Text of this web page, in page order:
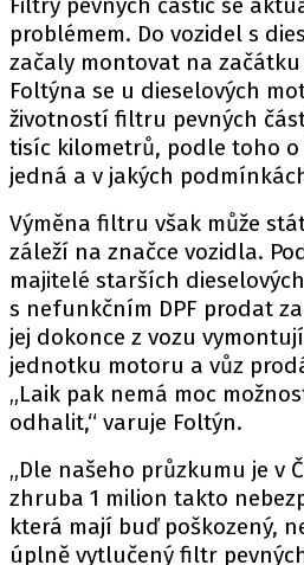
ETICKÝ
INZERCE
OSOBNÍ ÚDAJE /
Provozovatelem
INCORP MEDIA GROUP
problémem. Do vozidel s
začaly montovat na
Foltýna se u dieselových
životností filtru pevných
tisíc kilometrů, podle toho o
jedná a v jakých
Výměna filtru však může
záleží na značce vozidla.
majitelé starších
s nefunkčním DPF prodat
jej dokonce z vozu
jednotku motoru a vůz
„Laik pak nemá moc
odhalit,“ varuje Foltýn.
„Dle našeho průzkumu je v
zhruba 1 milion takto
která mají buď poškozený,
úplně vytlučený filtr